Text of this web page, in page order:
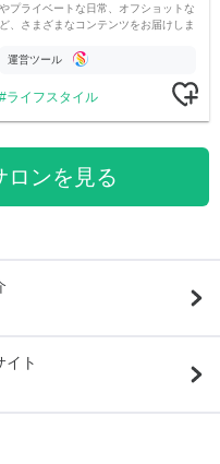
やプライベートな日常、オフショットな
ど、さまざまなコンテンツをお届けしま
運営ツール
ライフスタイル
ロンを見る
イト